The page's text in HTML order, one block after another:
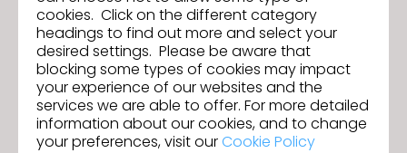
cookies. Click on the different category
headings to find out more and select your
desired settings. Please be aware that
blocking some types of cookies may impact
your experience of our websites and the
services we are able to offer. For more detailed
information about our cookies, and to change
your preferences, visit ourCookie Policy